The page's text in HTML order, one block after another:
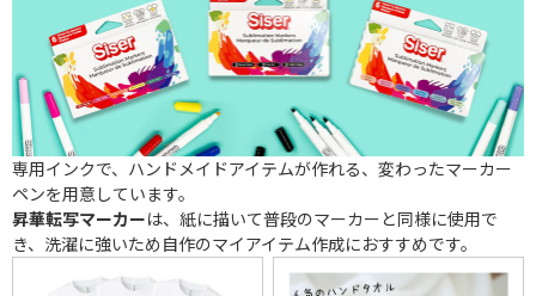
専用インクで、ハンドメイドアイテムが作れる、変わったマーカー
ペンを用意しています。
昇華転写マーカーは、紙に描いて普段のマーカーと同様に使用で
き、洗濯に強いため自作のマイアイテム作成におすすめです。